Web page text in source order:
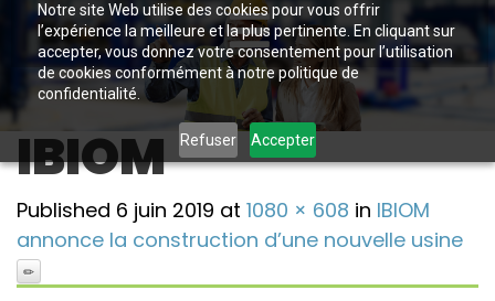
Notre site Web utilise des cookies pour vous offrir
l’expérience la meilleure et la plus pertinente. En cliquant sur
accepter, vous donnez votre consentement pour l’utilisation
de cookies conformément à notre politique de
confidentialité.
Refuser Accepter
IBIOM
Published 6 juin 2019 at 1080 × 608 in IBIOM
annonce la construction d’une nouvelle usine